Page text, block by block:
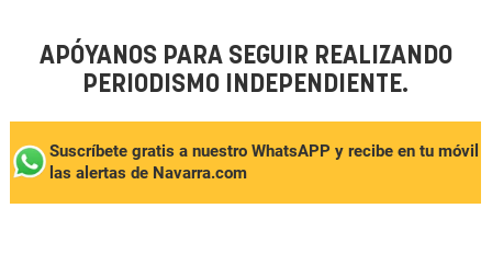
APÓYANOS PARA SEGUIR REALIZANDO
PERIODISMO INDEPENDIENTE.
Suscríbete gratis a nuestro WhatsAPP y recibe en tu móvil
las alertas de Navarra.com